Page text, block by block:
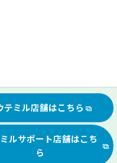
テミル店舗はこちら
ルサポート店舗はこち
ら